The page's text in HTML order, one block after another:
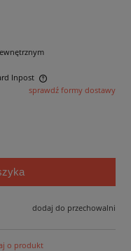
Inpost
płatności
sprawdź formy dostawy
dodaj do przechowalni
o produkt